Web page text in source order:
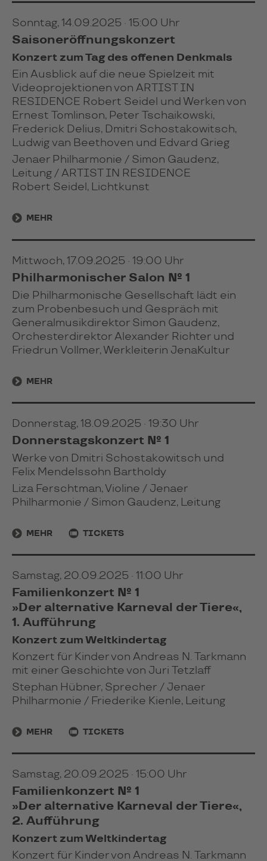
Sonntag, 14.09.2025 · 15:00 Uhr
Saisoneröffnungskonzert
Konzert zum Tag des offenen Denkmals
Ein Ausblick auf die neue Spielzeit mit
Videoprojektionen von ARTIST IN
RESIDENCE Robert Seidel und Werken von
Ernest Tomlinson, Peter Tschaikowski,
Frederick Delius, Dmitri Schostakowitsch,
Ludwig van Beethoven und Edvard Grieg
Jenaer Philharmonie / Simon Gaudenz,
Leitung / ARTIST IN RESIDENCE
Robert Seidel, Lichtkunst
MEHR
Mittwoch, 17.09.2025 · 19:00 Uhr
Philharmonischer Salon № 1
Die Philharmonische Gesellschaft lädt ein
zum Probenbesuch und Gespräch mit
Generalmusikdirektor Simon Gaudenz,
Orchesterdirektor Alexander Richter und
Friedrun Vollmer, Werkleiterin JenaKultur
MEHR
Donnerstag, 18.09.2025 · 19:30 Uhr
Donnerstagskonzert № 1
Werke von Dmitri Schostakowitsch und
Felix Mendelssohn Bartholdy
Liza Ferschtman, Violine / Jenaer
Philharmonie / Simon Gaudenz, Leitung
MEHR TICKETS
Samstag, 20.09.2025 · 11:00 Uhr
Familienkonzert № 1
»Der alternative Karneval der Tiere«,
1. Aufführung
Konzert zum Weltkindertag
Konzert für Kinder von Andreas N. Tarkmann
mit einer Geschichte von Juri Tetzlaff
Stephan Hübner, Sprecher / Jenaer
Philharmonie / Friederike Kienle, Leitung
MEHR TICKETS
Samstag, 20.09.2025 · 15:00 Uhr
Familienkonzert № 1
»Der alternative Karneval der Tiere«,
2. Aufführung
Konzert zum Weltkindertag
Konzert für Kinder von Andreas N. Tarkmann